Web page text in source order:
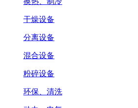
干燥设备
分离设备
混合设备
粉碎设备
环保、清洗